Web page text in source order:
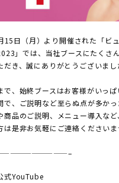
15日（月）より開催された「ビ
」では、当社ブースにたくさ
だき、誠にありがとうございまし
で、始終ブースはお客様がいっ
で、ご説明など至らぬ点が多かっ
商品のご説明、メニュー導入な
は是非お気軽にご連絡くださいま
式YouTube